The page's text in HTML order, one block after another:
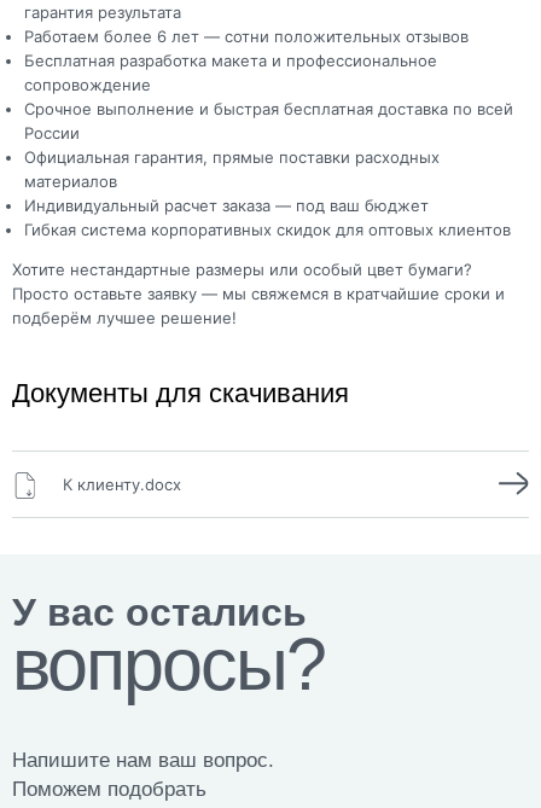
гарантия результата
Работаем более 6 лет — сотни положительных отзывов
Бесплатная разработка макета и профессиональное
сопровождение
Срочное выполнение и быстрая бесплатная доставка по всей
России
Официальная гарантия, прямые поставки расходных
материалов
Индивидуальный расчет заказа — под ваш бюджет
Гибкая система корпоративных скидок для оптовых клиентов
Хотите нестандартные размеры или особый цвет бумаги?
Просто оставьте заявку — мы свяжемся в кратчайшие сроки и
подберём лучшее решение!
Документы для скачивания
К клиенту.docx
У вас остались
вопросы?
Напишите нам ваш вопрос.
Поможем подобрать